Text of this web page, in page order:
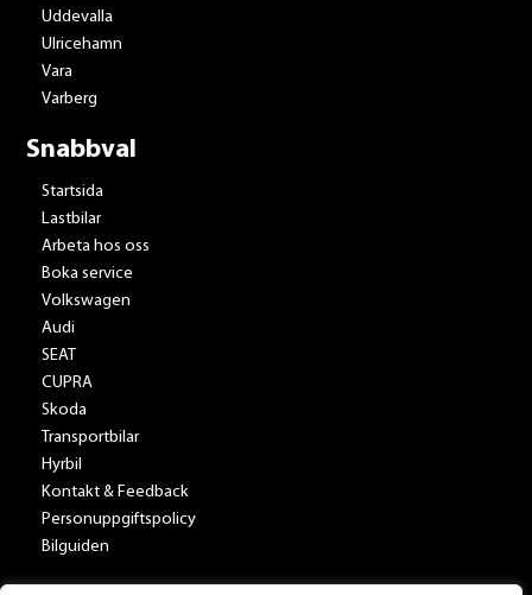
Uddevalla
Ulricehamn
Vara
Varberg
Snabbval
Startsida
Lastbilar
Arbeta hos oss
Boka service
Volkswagen
Audi
SEAT
CUPRA
Skoda
Transportbilar
Hyrbil
Kontakt & Feedback
Personuppgiftspolicy
Bilguiden